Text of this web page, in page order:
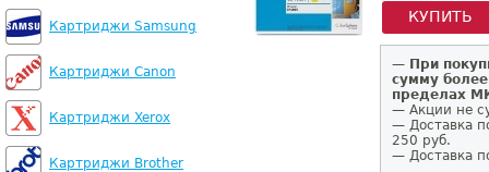
Картриджи Samsung
Картриджи Canon
Картриджи Xerox
Картриджи Brother
КУПИТЬ
— При
сумму
пределах
— Акции не
— Доставка
250 руб.
— Доставка